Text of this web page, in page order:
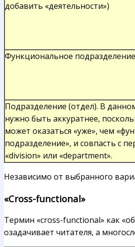
добавить «деятельности»)
Функциональное подразделение
Подразделение (отдел). В
нужно быть аккуратнее,
может оказаться «уже», чем
подразделение», и совпасть с
«division» или «department».
Независимо от выбранного
«Cross-functional»
Термин «cross-functional» как
озадачивает читателя, а